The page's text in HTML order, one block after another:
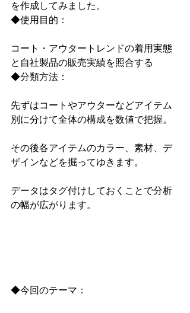
を作成してみました。
◆使用目的：
コート・アウタートレンドの着用実態
と自社製品の販売実績を照合する
◆分類方法：
先ずはコートやアウターなどアイテム
別に分けて全体の構成を数値で把握。
その後各アイテムのカラー、素材、デ
ザインなどを掘ってゆきます。
データはタグ付けしておくことで分析
の幅が広がります。
◆今回のテーマ：